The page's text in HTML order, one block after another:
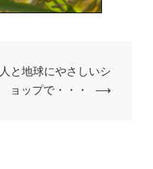
人と地球にやさしいシ
ョップで・・・
⟶